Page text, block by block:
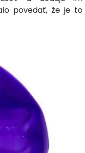
povedať, že je to